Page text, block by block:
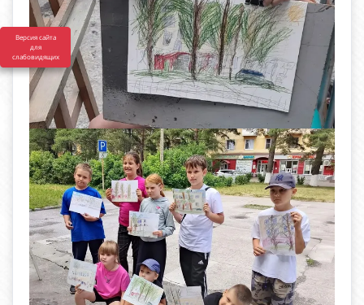
Версия сайта
для
слабовидящих